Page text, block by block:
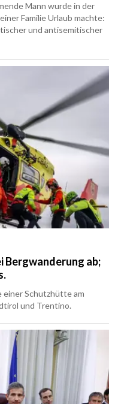
Mann wurde in der
Familie Urlaub machte:
und antisemitischer
Bergwanderung ab;
einer Schutzhütte am
und Trentino.